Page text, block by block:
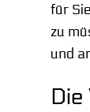
für
zu
und